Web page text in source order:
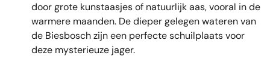
door grote kunstaasjes of natuurlijk aas, vooral in de
warmere maanden. De dieper gelegen wateren van
de Biesbosch zijn een perfecte schuilplaats voor
deze mysterieuze jager.